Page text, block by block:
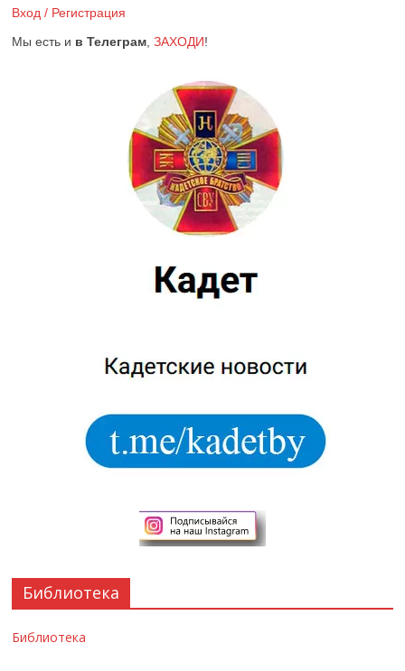
Вход / Регистрация
Мы есть и в Телеграм ,ЗАХОДИ!
Библиотека
Библиотека